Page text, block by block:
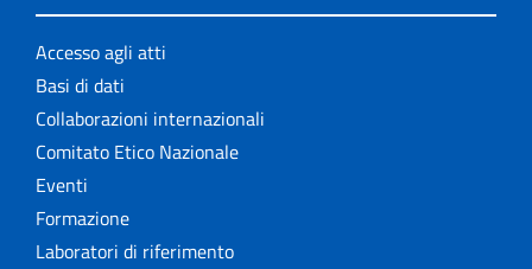
Accesso agli atti
Basi di dati
Collaborazioni internazionali
Comitato Etico Nazionale
Eventi
Formazione
Laboratori di riferimento